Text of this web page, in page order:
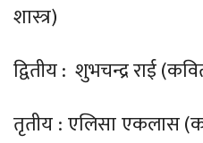
शास्त्र)
द्वितीय : शुभचन्द्र राई
तृतीय : एलिसा एकलास